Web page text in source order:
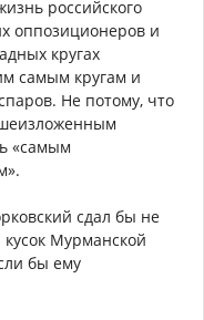
российского
оппозиционеров и
кругах
самым кругам и
Не потому, что
«самым
сдал бы не
Мурманской
бы ему